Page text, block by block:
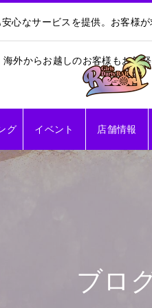
心なサービスを提供。お客
海外からお越しのお客様もお気
グ イベント 店舗情報
ブロ